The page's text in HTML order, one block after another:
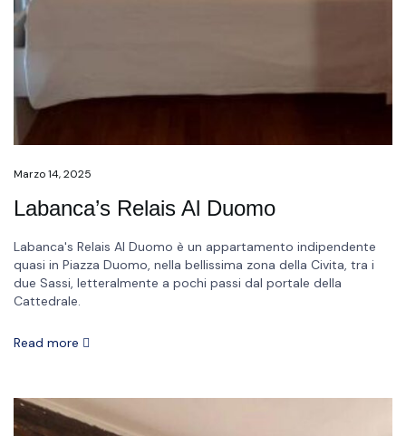
Marzo 14, 2025
Labanca’s Relais Al Duomo
Labanca's Relais Al Duomo è un appartamento indipendente
quasi in Piazza Duomo, nella bellissima zona della Civita, tra i
due Sassi, letteralmente a pochi passi dal portale della
Cattedrale.
Read more